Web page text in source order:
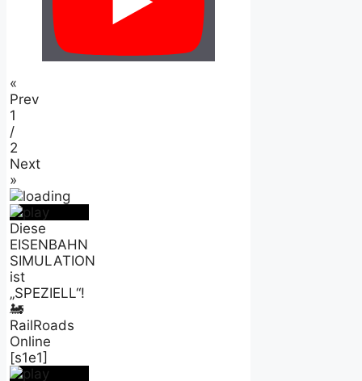
«
Prev
1
/
2
Next
»
Diese
EISENBAHN
SIMULATION
ist
„SPEZIELL“!
🚂
RailRoads
Online
[s1e1]